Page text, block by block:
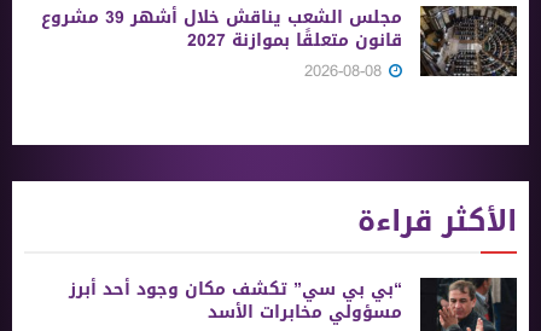
مجلس الشعب يناقش خلال أشهر 39 مشروع
قانون متعلقًا بموازنة 2027
الأكثر قراءة
“بي بي سي” تكشف مكان وجود أحد أبرز
مسؤولي مخابرات الأسد